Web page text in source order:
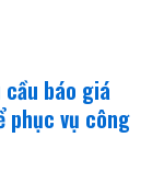
cầu báo giá
phục vụ công